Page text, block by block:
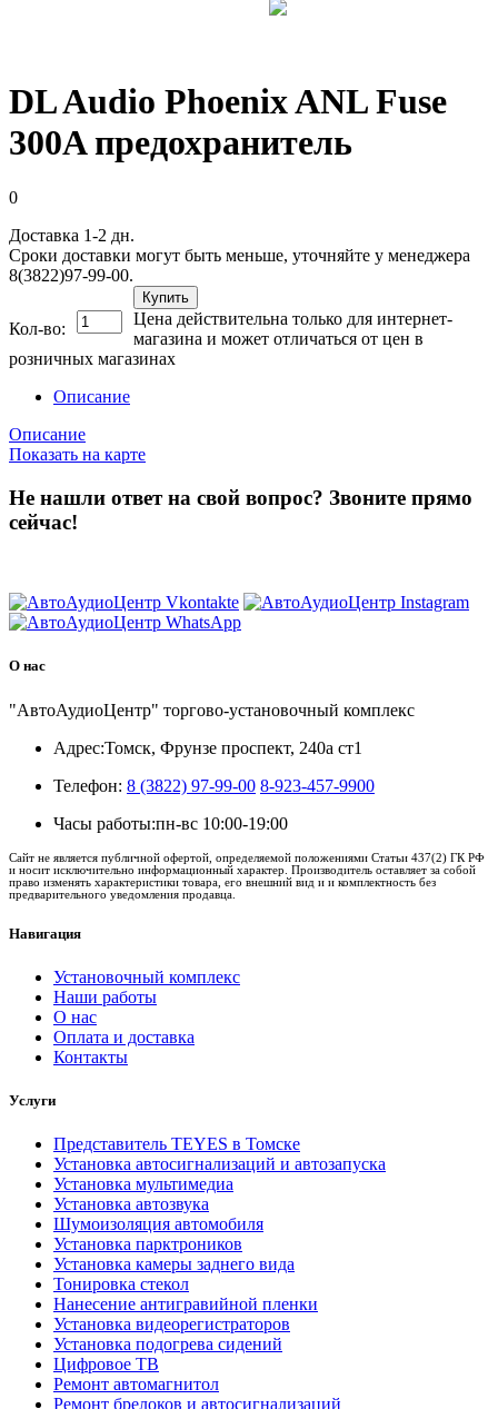
DL Audio Phoenix ANL Fuse
300A предохранитель
0
Доставка 1-2 дн.
Сроки доставки могут быть меньше, уточняйте у менеджера
8(3822)97-99-00.
Кол-во:
Купить
Цена действительна только для интернет-
магазина и может отличаться от цен в
розничных магазинах
Описание
Описание
Показать на карте
Не нашли ответ на свой вопрос? Звоните прямо
сейчас!
О нас
"АвтоАудиоЦентр" торгово-установочный комплекс
Адрес:Томск, Фрунзе проспект, 240а ст1
Телефон: 8 (3822) 97-99-00 8-923-457-9900
Часы работы:пн-вс 10:00-19:00
Сайт не является публичной офертой, определяемой положениями Статьи 437(2) ГК РФ
и носит исключительно информационный характер. Производитель оставляет за собой
право изменять характеристики товара, его внешний вид и и комплектность без
предварительного уведомления продавца.
Навигация
Установочный комплекс
Наши работы
О нас
Оплата и доставка
Контакты
Услуги
Представитель TEYES в Томске
Установка автосигнализаций и автозапуска
Установка мультимедиа
Установка автозвука
Шумоизоляция автомобиля
Установка парктроников
Установка камеры заднего вида
Тонировка стекол
Нанесение антигравийной пленки
Установка видеорегистраторов
Установка подогрева сидений
Цифровое ТВ
Ремонт автомагнитол
Ремонт брелоков и автосигнализаций